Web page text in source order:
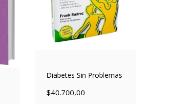
Diabetes Sin Problemas
$40.700,00